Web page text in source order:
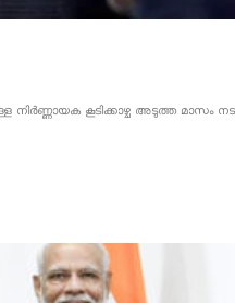
നിർണ്ണായക കൂടിക്കാഴ്ച അടുത്ത